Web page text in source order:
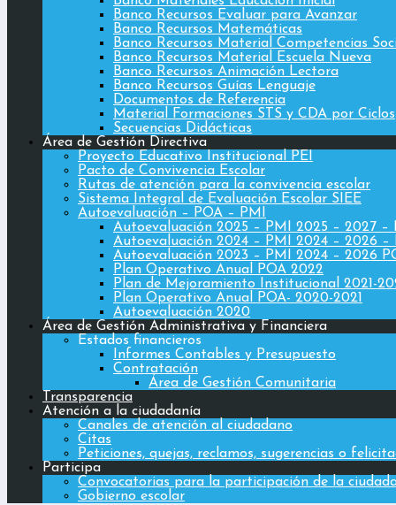
Banco Recursos Evaluar para Avanzar
Banco Recursos Matemáticas
Banco Recursos Material Competencias
Banco Recursos Material Escuela Nueva
Banco Recursos Animación Lectora
Banco Recursos Guías Lenguaje
Documentos de Referencia
Material Formaciones STS y CDA por Ciclos
Secuencias Didácticas
Área de Gestión Directiva
Proyecto Educativo Institucional PEI
Pacto de Convivencia Escolar
Rutas de atención para la convivencia escolar
Sistema Integral de Evaluación Escolar SIEE
Autoevaluación – POA – PMI
Autoevaluación 2025 – PMI 2025 – 2027 –
Autoevaluación 2024 – PMI 2024 – 2026 –
Autoevaluación 2023 – PMI 2024 – 2026
Plan Operativo Anual POA 2022
Plan de Mejoramiento Institucional 2021-
Plan Operativo Anual POA- 2020-2021
Autoevaluación 2020
Área de Gestión Administrativa y Financiera
Estados financieros
Informes Contables y Presupuesto
Contratación
Área de Gestión Comunitaria
Transparencia
Atención a la ciudadanía
Canales de atención al ciudadano
Citas
Peticiones, quejas, reclamos, sugerencias o
Participa
Convocatorias para la participación de la
Gobierno escolar